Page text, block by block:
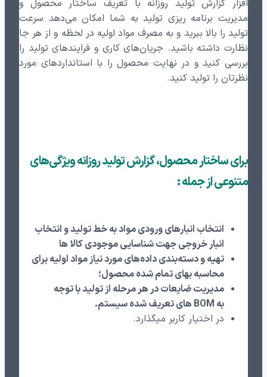
افزار گزارش تولید روزانه با تعریف ساختار محصول و
مدیریت برنامه ریزی تولید به شما امکان می‌دهد سرعت
تولید را بالا ببرید و به مصرف مواد اولیه در لحظه و از هر جا
نظارت داشته باشید. جریان‌های کاری و فرایندهای تولید را
بررسی کنید و در نهایت محصول را با استانداردهای مورد
نظرتان را تولید کنید.
برای ساختار محصول، گزارش تولید روزانه ویژگی‌های
متنوعی از جمله :
انتخاب انبارهای ورودی مواد به خط تولید و انتخاب
انبار خروجی جهت شناسایی موجودی کالا ها
تهیه و دسته‌بندی داده‌های مورد نیاز مواد اولیه برای
محاسبه بهای تمام شده محصول؛
مدیریت ضایعات در هر مرحله از تولید با توجه
به BOM های تعریف شده سیستم.
در اختیار کاربر میگذارد.